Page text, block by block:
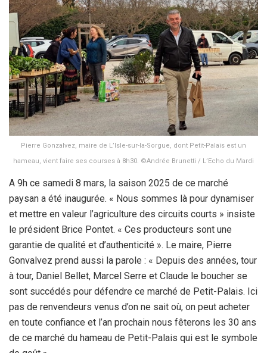
Pierre Gonzalvez, maire de L’Isle-sur-la-Sorgue, dont Petit-Palais est un
hameau, vient faire ses courses à 8h30. ©Andrée Brunetti / L’Echo du Mardi
A 9h ce samedi 8 mars, la saison 2025 de ce marché
paysan a été inaugurée. « Nous sommes là pour dynamiser
et mettre en valeur l’agriculture des circuits courts » insiste
le président Brice Pontet. « Ces producteurs sont une
garantie de qualité et d’authenticité ». Le maire, Pierre
Gonvalvez prend aussi la parole : « Depuis des années, tour
à tour, Daniel Bellet, Marcel Serre et Claude le boucher se
sont succédés pour défendre ce marché de Petit-Palais. Ici
pas de renvendeurs venus d’on ne sait où, on peut acheter
en toute confiance et l’an prochain nous fêterons les 30 ans
de ce marché du hameau de Petit-Palais qui est le symbole